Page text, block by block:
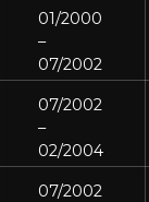
01/2000
–
07/2002
07/2002
–
02/2004
07/2002